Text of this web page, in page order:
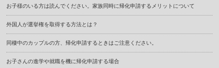
お子様のいる方は読んでください。家族同時に帰化申請するメリットについて
外国人が選挙権を取得する方法とは？
同棲中のカップルの方、帰化申請するときはご注意ください。
お子さんの進学や就職を機に帰化申請する場合